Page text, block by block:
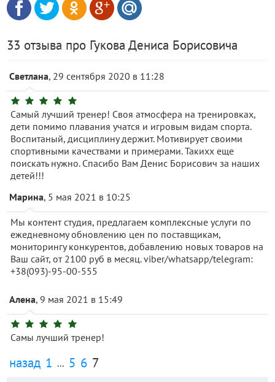
33 отзыва про Гукова Дениса Борисовича
Светлана, 29 сентября 2020 в 11:28
Самый лучший тренер! Своя атмосфера на тренировках,
дети помимо плавания учатся и игровым видам спорта.
Воспитаный, дисциплину держит. Мотивирует своими
спортивными качествами и примерами. Такихх еще
поискать нужно. Спасибо Вам Денис Борисович за наших
детей!!!
Марина, 5 мая 2021 в 10:25
Мы контент студия, предлагаем комплексные услуги по
ежедневному обновлению цен по поставщикам,
мониторингу конкурентов, добавлению новых товаров на
Ваш сайт, от 2100 руб в месяц. viber/whatsapp/telegram:
+38(093)-95-00-555
Алена, 9 мая 2021 в 15:49
Самы лучший тренер!
назад 1 ... 5 6 7